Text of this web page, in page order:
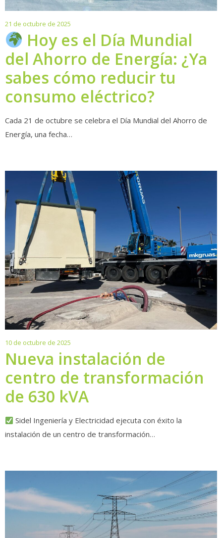
21 de octubre de 2025
octubre
de
2025
Hoy es el Día Mundial
del Ahorro de Energía: ¿Ya
sabes cómo reducir tu
consumo eléctrico?
Cada 21 de octubre se celebra el Día Mundial del Ahorro de
Energía, una fecha…
10 de octubre de 2025
octubre
de
2025
Nueva instalación de
centro de transformación
de 630 kVA
Sidel Ingeniería y Electricidad ejecuta con éxito la
instalación de un centro de transformación…